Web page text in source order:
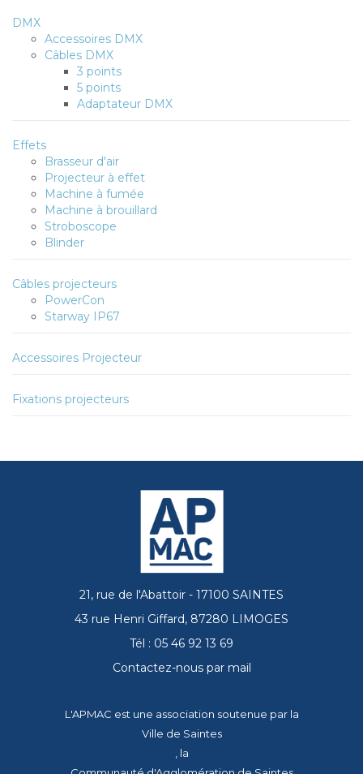
DMX
Accessoires DMX
Câbles DMX
3 points
5 points
Adaptateur DMX
Effets
Brasseur d'air
Projecteur à effet
Machine à fumée
Machine à brouillard
Stroboscope
Blinder
Câbles projecteurs
PowerCon
Starway IP67
Accessoires Projecteur
Fixations projecteurs
21, rue de l'Abattoir - 17100 SAINTES
43 rue Henri Giffard, 87280 LIMOGES
Tél : 05 46 92 13 69
Contactez-nous par mail
L'APMAC est une association soutenue par la
Ville de Saintes
, la